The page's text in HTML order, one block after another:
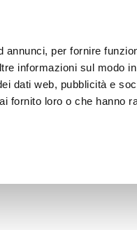
per fornire
informazioni sul modo
dati web, pubblicità e
fornito loro o che hanno